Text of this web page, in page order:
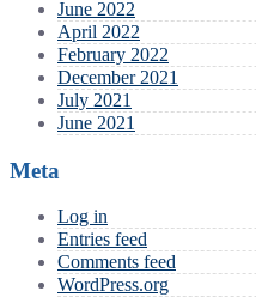
June 2022
April 2022
February 2022
December 2021
July 2021
June 2021
Meta
Log in
Entries feed
Comments feed
WordPress.org